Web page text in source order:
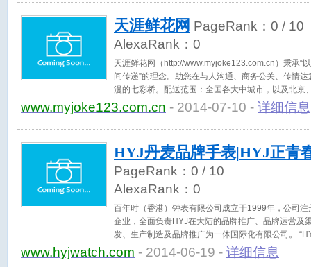
天涯鲜花网 PageRank： 0 / 10
AlexaRank： 0
天涯鲜花网（http://www.myjoke123.com.cn）秉承“
间传递”的理念。助您在与人沟通、商务公关、传情
漫的七彩桥。配送范围：全国各大中城市，以及北京
等城市的郊区下属区县等同行无法配送的区域，真正
递！2~6小时送达,是我们的效率！ 为了控制商品的
基地、当地鲜花基地和园艺场建立了良好的合作关系
订购速递联盟。在严格保证产品质量的同时，减少
无论您身处何地，无论您身在何时，天涯鲜花网都会
鼠标，您的爱，您的情感将会穿越时空、跨越地域，
边。 因为网络，亲人、朋友之间的距离拉得更近。
的情感传递的更快、更好。相信我们，我们可以做
更好……
www.myjoke123.com.cn - 2014-07-10 - 详细信息
HYJ丹麦品牌手表|HYJ正青
PageRank： 0 / 10
AlexaRank： 0
百年时（香港）钟表有限公司成立于1999年，公司
企业，全面负责HYJ在大陆的品牌推广、品牌运营及
发、生产制造及品牌推广为一体国际化有限公司。
是“Happy”，“Youth”和“Joy”的简写，寓意为快乐的
队进驻中国大陆，秉承时尚、高品质为核心，以产品
www.hyjwatch.com - 2014-06-19 - 详细信息